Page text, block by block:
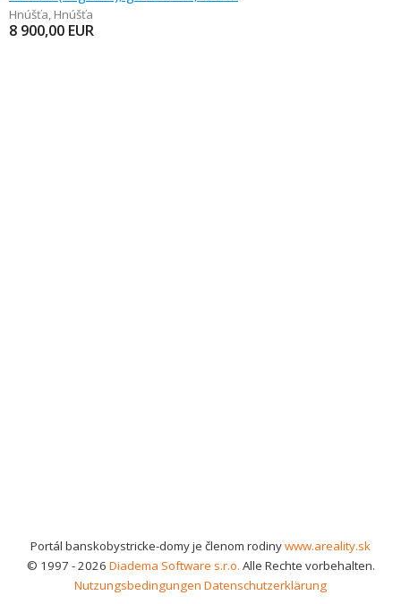
Hnúšťa, Hnúšťa
8 900,00 EUR
Portál banskobystricke-domy je členom rodinywww.areality.sk
© 1997 - 2026 Diadema Software s.r.o. Alle Rechte vorbehalten.
Nutzungsbedingungen Datenschutzerklärung